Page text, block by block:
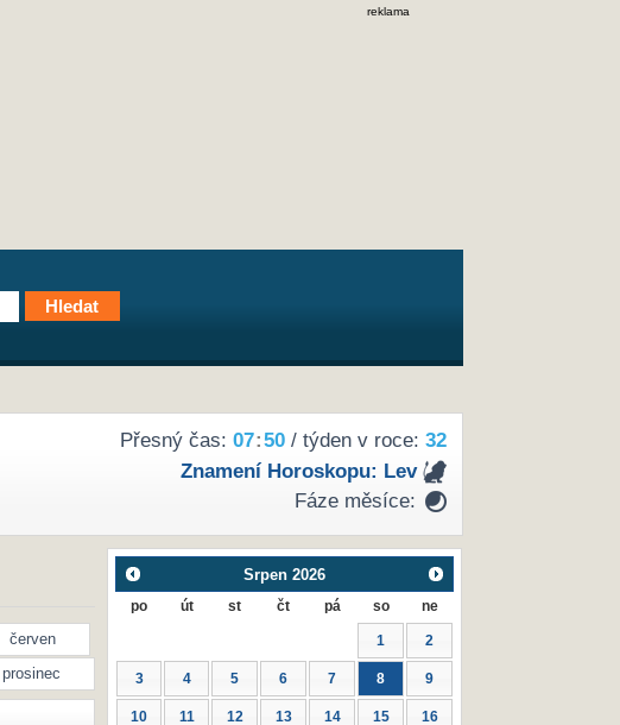
reklama
Přesný čas: 07:50/ týden v roce: 32
Znamení Horoskopu: Lev
Fáze měsíce:
červen
prosinec
Srpen 2026
po út st čt pá so ne
1 2
3 4 5 6 7 8 9
10 11 12 13 14 15 16